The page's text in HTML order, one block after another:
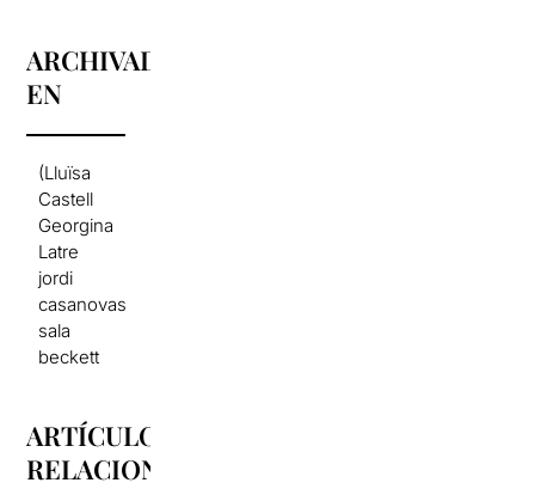
ARCHIVADO
EN
(Lluïsa
Castell
Georgina
Latre
jordi
casanovas
sala
beckett
ARTÍCULOS
RELACIONADOS